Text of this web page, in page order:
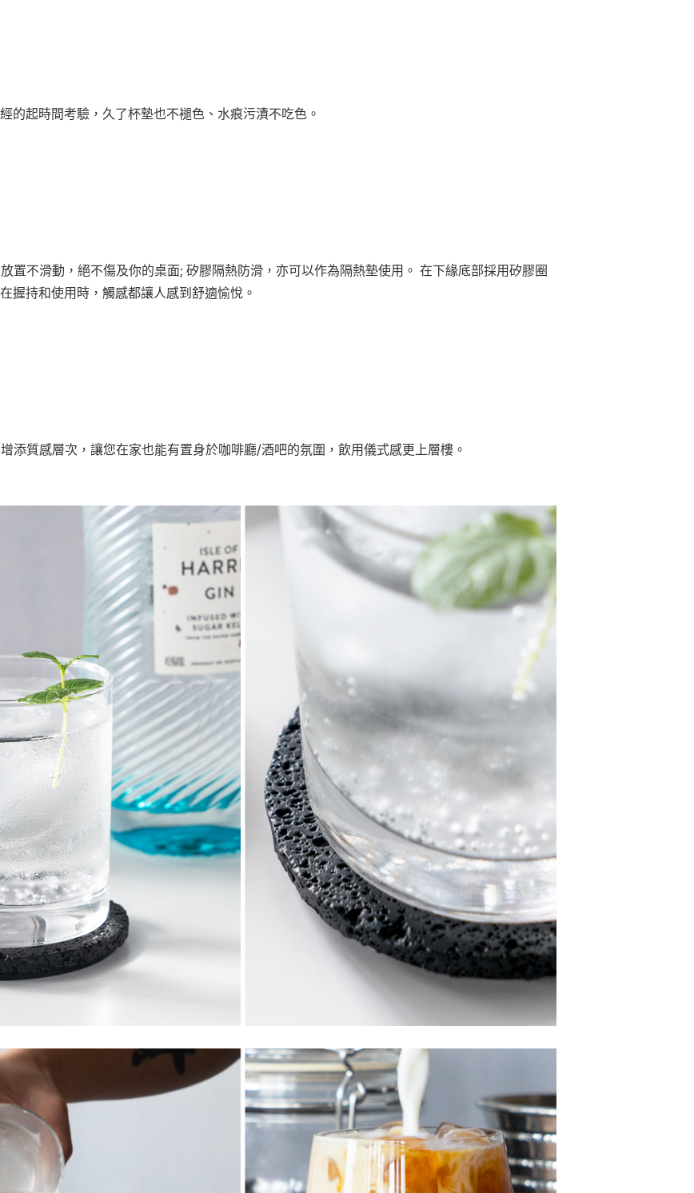
的起時間考驗，久了杯墊也不褪色、水痕污漬不吃色。
置不滑動，絕不傷及你的桌面; 矽膠隔熱防滑，亦可以作為隔熱墊使用。 在下緣底部採用矽膠圈
握持和使用時，觸感都讓人感到舒適愉悅。
添質感層次，讓您在家也能有置身於咖啡廳/酒吧的氛圍，飲用儀式感更上層樓。